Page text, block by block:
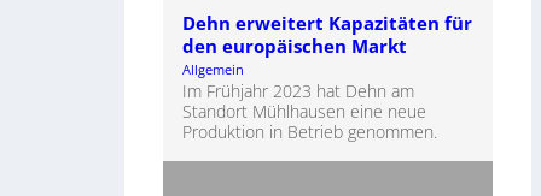
Dehn erweitert Kapazitäten für
den europäischen Markt
Allgemein
Im Frühjahr 2023 hat Dehn am
Standort Mühlhausen eine neue
Produktion in Betrieb genommen.